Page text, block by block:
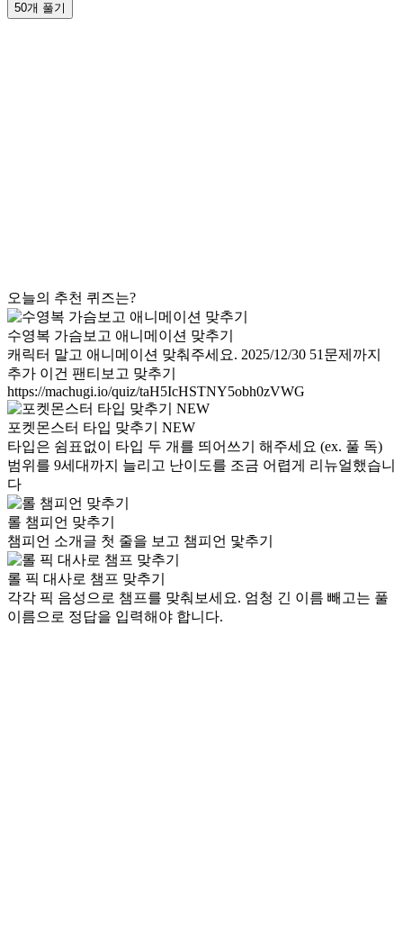
50개 풀기
오늘의 추천 퀴즈는?
수영복 가슴보고 애니메이션 맞추기
캐릭터 말고 애니메이션 맞춰주세요. 2025/12/30 51문제까지
추가 이건 팬티보고 맞추기
https://machugi.io/quiz/taH5IcHSTNY5obh0zVWG
포켓몬스터 타입 맞추기 NEW
타입은 쉼표없이 타입 두 개를 띄어쓰기 해주세요 (ex. 풀 독)
범위를 9세대까지 늘리고 난이도를 조금 어렵게 리뉴얼했습니
다
롤 챔피언 맞추기
챔피언 소개글 첫 줄을 보고 챔피언 맟추기
롤 픽 대사로 챔프 맞추기
각각 픽 음성으로 챔프를 맞춰보세요. 엄청 긴 이름 빼고는 풀
이름으로 정답을 입력해야 합니다.